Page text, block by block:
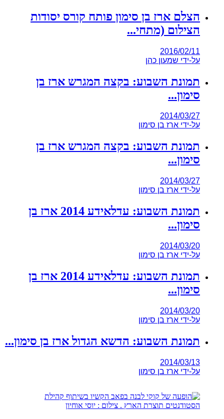
הצלם ארז בן סימון פותח קורס יסודות
הצילום (מתחי...
2016/02/11
על-ידי שמעון כהן
תמונת השבוע: בקצה המגרש ארז בן
סימון...
2014/03/27
על-ידי ארז בן סימון
תמונת השבוע: בקצה המגרש ארז בן
סימון...
2014/03/27
על-ידי ארז בן סימון
תמונת השבוע: עדלאידע 2014 ארז בן
סימון...
2014/03/20
על-ידי ארז בן סימון
תמונת השבוע: עדלאידע 2014 ארז בן
סימון...
2014/03/20
על-ידי ארז בן סימון
תמונת השבוע: הדשא הגדול ארז בן סימון...
2014/03/13
על-ידי ארז בן סימון